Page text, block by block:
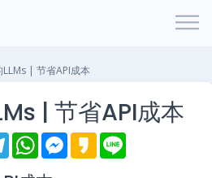
LLMs | 节省API成本
| 节省API成本
T
e
W
h
M
e
K
a